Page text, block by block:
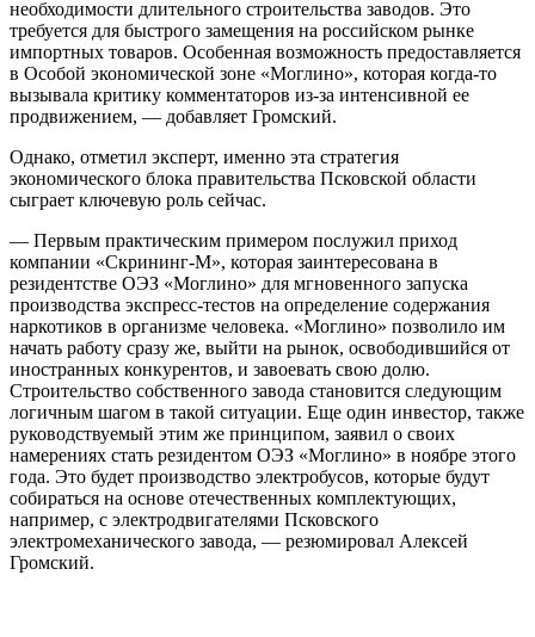
необходимости длительного строительства заводов. Это
требуется для быстрого замещения на российском рынке
импортных товаров. Особенная возможность предоставляется
в Особой экономической зоне «Моглино», которая когда-то
вызывала критику комментаторов из-за интенсивной ее
продвижением, — добавляет Громский.
Однако, отметил эксперт, именно эта стратегия
экономического блока правительства Псковской области
сыграет ключевую роль сейчас.
— Первым практическим примером послужил приход
компании «Скрининг-М», которая заинтересована в
резидентстве ОЭЗ «Моглино» для мгновенного запуска
производства экспресс-тестов на определение содержания
наркотиков в организме человека. «Моглино» позволило им
начать работу сразу же, выйти на рынок, освободившийся от
иностранных конкурентов, и завоевать свою долю.
Строительство собственного завода становится следующим
логичным шагом в такой ситуации. Еще один инвестор, также
руководствуемый этим же принципом, заявил о своих
намерениях стать резидентом ОЭЗ «Моглино» в ноябре этого
года. Это будет производство электробусов, которые будут
собираться на основе отечественных комплектующих,
например, с электродвигателями Псковского
электромеханического завода, — резюмировал Алексей
Громский.